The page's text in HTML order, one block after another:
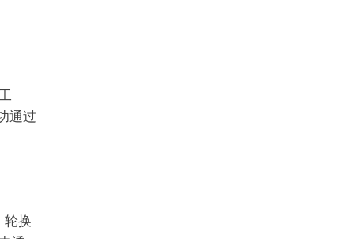
通过
换